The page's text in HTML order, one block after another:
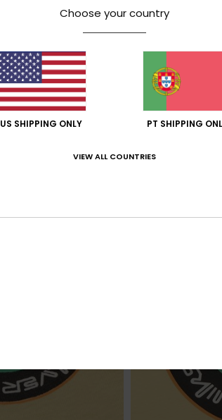
Choose your country
US SHIPPING ONLY PT SHIPPING
VIEW ALL COUNTRIES